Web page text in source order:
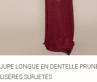
JUPE LONGUE EN DENTELLE
LISÉRÉS SURJETÉS